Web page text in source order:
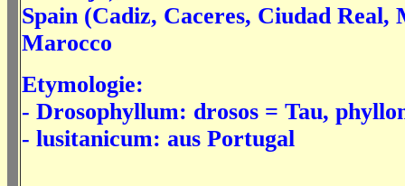
Spain (Cadiz, Caceres, Ciudad Real,
Marocco
Etymologie:
- Drosophyllum: drosos = Tau,
- lusitanicum: aus Portugal